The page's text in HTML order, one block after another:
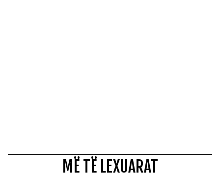
MË TË LEXUARAT